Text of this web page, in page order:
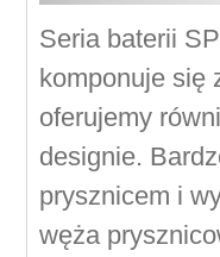
Seria baterii
komponuje się
oferujemy
designie.
prysznicem i
węża